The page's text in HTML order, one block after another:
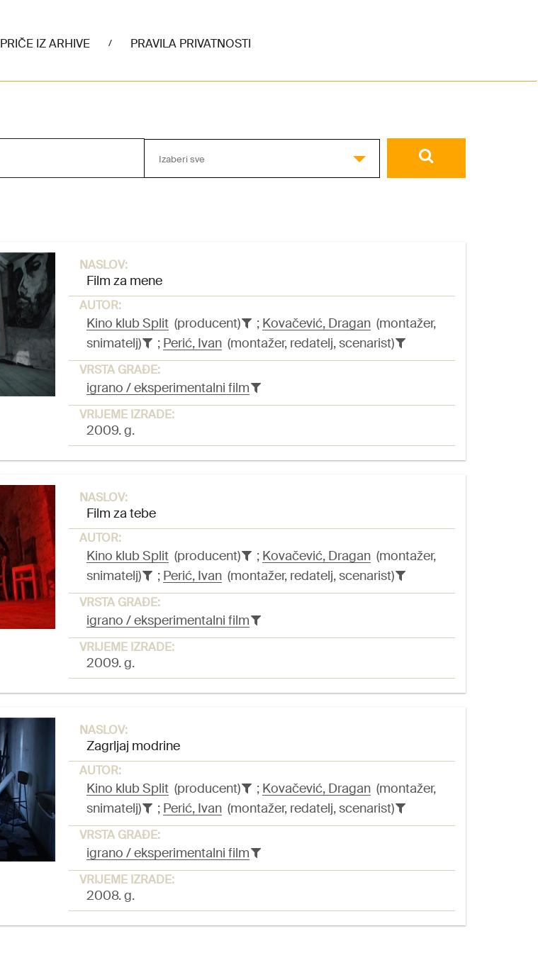
PRIČE IZ ARHIVE / PRAVILA PRIVATNOSTI
Izaberi sve
NASLOV:
Film za mene
AUTOR:
Kino klub Split(producent) ; Kovačević, Dragan(montažer,
snimatelj)
; Perić, Ivan(montažer, redatelj, scenarist)
VRSTA GRAĐE:
igrano / eksperimentalni film
VRIJEME IZRADE:
2009. g.
NASLOV:
Film za tebe
AUTOR:
Kino klub Split(producent) ; Kovačević, Dragan(montažer,
snimatelj)
; Perić, Ivan(montažer, redatelj, scenarist)
VRSTA GRAĐE:
igrano / eksperimentalni film
VRIJEME IZRADE:
2009. g.
NASLOV:
Zagrljaj modrine
AUTOR:
Kino klub Split(producent) ; Kovačević, Dragan(montažer,
snimatelj)
; Perić, Ivan(montažer, redatelj, scenarist)
VRSTA GRAĐE:
igrano / eksperimentalni film
VRIJEME IZRADE:
2008. g.